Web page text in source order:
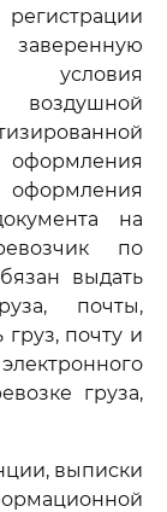
условия
воздушной
оформления
на
по
выдать
почты,
почту и
груза,
выписки